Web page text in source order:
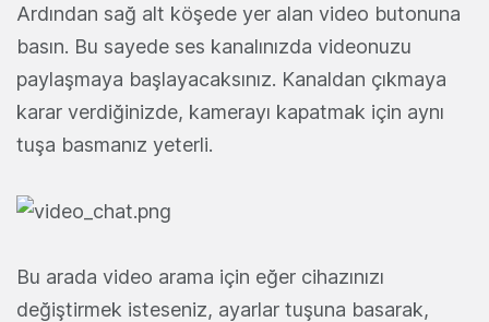
Ardından sağ alt köşede yer alan video butonuna
basın. Bu sayede ses kanalınızda videonuzu
paylaşmaya başlayacaksınız. Kanaldan çıkmaya
karar verdiğinizde, kamerayı kapatmak için aynı
tuşa basmanız yeterli.
Bu arada video arama için eğer cihazınızı
değiştirmek isteseniz, ayarlar tuşuna basarak,